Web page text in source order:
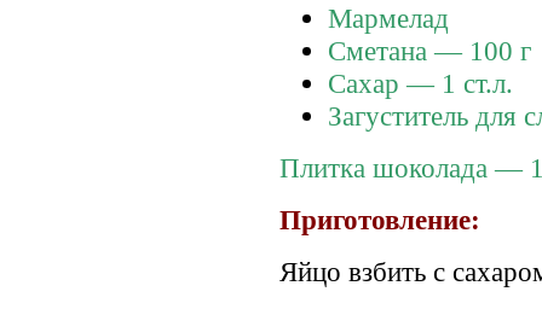
Мармелад
Сметана — 100 г
Сахар — 1 ст.л.
Загуститель для
Плитка шоколада —
Приготовление:
Яйцо взбить с